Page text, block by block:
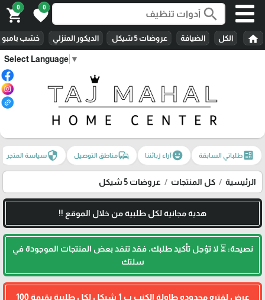
Select Language ▼
search
0
favorite
0
shopping_cart
home الكل الضيافة عروضات 5 شيكل الديكور المنزلي خشب بامبو
ballotطلباتي السابقة emoji_emotionsآراء زبائننا commuteمناطق التوصيل securityسياسة المتجر
الرئيسية كل المنتجات عروضات 5 شيكل
هدية مجانية لكل طلبية من خلال الموقع !!
نصيحة: ⏳ لا تؤجل تأكيد طلبك، فقد تنفد بعض المنتجات الموجودة في
سلتك
عرض لفتره محدوده طاولة الكنب ب 1 شيكل لكل طلبية بقيمة 100